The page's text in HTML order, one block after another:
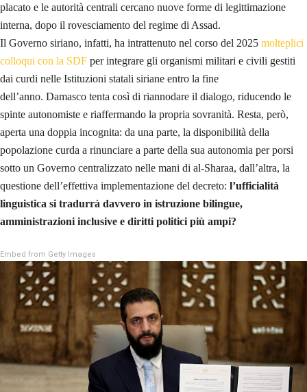
placato e le autorità centrali cercano nuove forme di legittimazione
interna, dopo il rovesciamento del regime di Assad.
Il Governo siriano, infatti, ha intrattenuto nel corso del 2025 molteplici
colloqui con la SDF per integrare gli organismi militari e civili gestiti
dai curdi nelle Istituzioni statali siriane entro la fine
dell’anno. Damasco tenta così di riannodare il dialogo, riducendo le
spinte autonomiste e riaffermando la propria sovranità. Resta, però,
aperta una doppia incognita: da una parte, la disponibilità della
popolazione curda a rinunciare a parte della sua autonomia per porsi
sotto un Governo centralizzato nelle mani di al-Sharaa, dall’altra, la
questione dell’effettiva implementazione del decreto: l’ufficialità
linguistica si tradurrà davvero in istruzione bilingue,
amministrazioni inclusive e diritti politici più ampi?
Embed from Getty Images